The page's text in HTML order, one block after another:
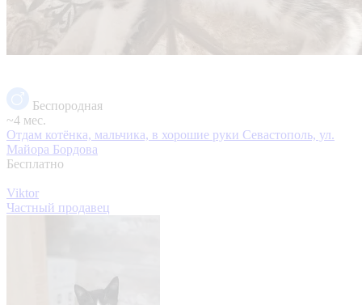
Беспородная
~4 мес.
Отдам котёнка, мальчика, в хорошие руки Севастополь, ул.
Майора Бордова
Бесплатно
Viktor
Частный продавец